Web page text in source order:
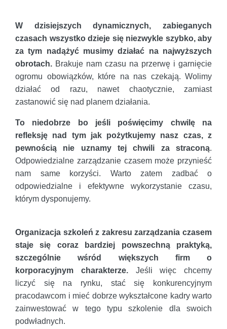
W dzisiejszych dynamicznych, zabieganych
czasach wszystko dzieje się niezwykle szybko, aby
za tym nadążyć musimy działać na najwyższych
obrotach. Brakuje nam czasu na przerwę i garnięcie
ogromu obowiązków, które na nas czekają. Wolimy
działać od razu, nawet chaotycznie, zamiast
zastanowić się nad planem działania.
To niedobrze bo jeśli poświęcimy chwilę na
refleksję nad tym jak pożytkujemy nasz czas, z
pewnością nie uznamy tej chwili za straconą.
Odpowiedzialne zarządzanie czasem może przynieść
nam same korzyści. Warto zatem zadbać o
odpowiedzialne i efektywne wykorzystanie czasu,
którym dysponujemy.
Organizacja szkoleń z zakresu zarządzania czasem
staje się coraz bardziej powszechną praktyką,
szczególnie wśród większych firm o
korporacyjnym charakterze.Jeśli więc chcemy
liczyć się na rynku, stać się konkurencyjnym
pracodawcom i mieć dobrze wykształcone kadry warto
zainwestować w tego typu szkolenie dla swoich
podwładnych.